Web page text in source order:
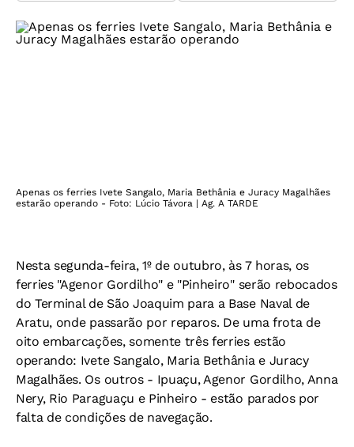
Apenas os ferries Ivete Sangalo, Maria Bethânia e Juracy Magalhães
estarão operando - Foto: Lúcio Távora | Ag. A TARDE
Nesta segunda-feira, 1º de outubro, às 7 horas, os
ferries "Agenor Gordilho" e "Pinheiro" serão rebocados
do Terminal de São Joaquim para a Base Naval de
Aratu, onde passarão por reparos. De uma frota de
oito embarcações, somente três ferries estão
operando: Ivete Sangalo, Maria Bethânia e Juracy
Magalhães. Os outros - Ipuaçu, Agenor Gordilho, Anna
Nery, Rio Paraguaçu e Pinheiro - estão parados por
falta de condições de navegação.